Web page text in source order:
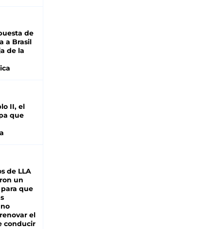
de
a Brasil
de la
II, el
que
de LLA
un
que
el
conducir